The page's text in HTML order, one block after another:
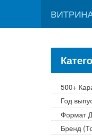
500+
Год
Формат
Бренд